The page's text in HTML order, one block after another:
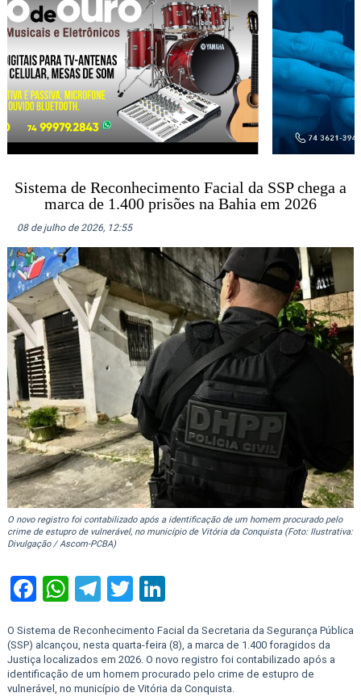
Sistema de Reconhecimento Facial da SSP chega a
marca de 1.400 prisões na Bahia em 2026
08 de julho de 2026, 12:55
O novo registro foi contabilizado após a identificação de um homem procurado pelo
crime de estupro de vulnerável, no município de Vitória da Conquista (Foto: Ilustrativa:
Divulgação / Ascom-PCBA)
Facebook
WhatsApp
Telegram
Twitter
LinkedIn
O Sistema de Reconhecimento Facial da Secretaria da Segurança Pública
(SSP) alcançou, nesta quarta-feira (8), a marca de 1.400 foragidos da
Justiça localizados em 2026. O novo registro foi contabilizado após a
identificação de um homem procurado pelo crime de estupro de
vulnerável, no município de Vitória da Conquista.